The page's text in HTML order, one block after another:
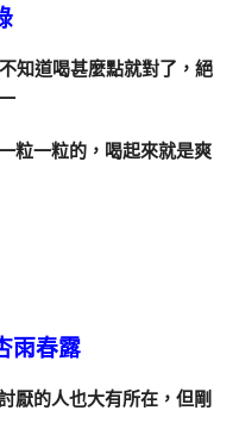
知道喝甚麼點就對了，絕
粒一粒的，喝起來就是爽
雨春露
厭的人也大有所在，但剛